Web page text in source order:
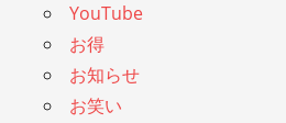
YouTube
お得
お知らせ
お笑い